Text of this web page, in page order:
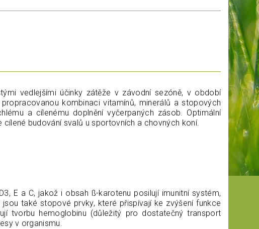
vedlejšími účinky zátěže v závodní sezóně, v období
kombinaci vitamínů, minerálů a stopových
a cílenému doplnění vyčerpaných zásob. Optimální
budování svalů u sportovních a chovných koní.
E a C, jakož i obsah ß-karotenu posilují imunitní systém,
také stopové prvky, které přispívají ke zvýšení funkce
tvorbu hemoglobinu (důležitý pro dostatečný transport
v organismu.